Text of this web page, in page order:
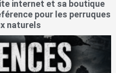
internet et sa boutique
pour les perruques
naturels